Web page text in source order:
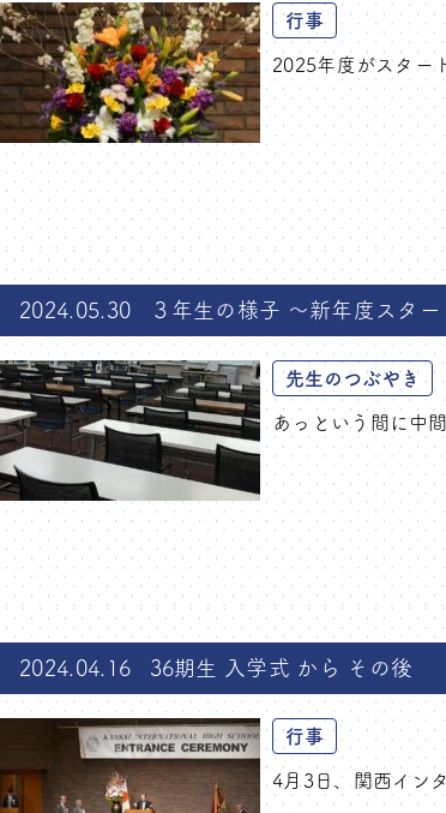
行事
2025年度がスター
2024.05.30 ３年生の様子 ～新年度スタ
先生のつぶやき
あっという間に中
2024.04.16 36期生 入学式 から その後
行事
4月3日、関西イン